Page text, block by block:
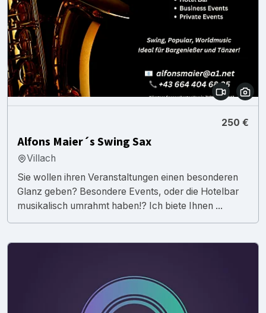
250 €
Alfons Maier´s Swing Sax
Villach
Sie wollen ihren Veranstaltungen einen besonderen
Glanz geben? Besondere Events, oder die Hotelbar
musikalisch umrahmt haben!? Ich biete Ihnen ...